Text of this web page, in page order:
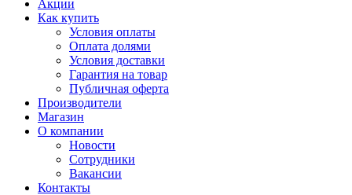
Акции
Как купить
Условия оплаты
Оплата долями
Условия доставки
Гарантия на товар
Публичная оферта
Производители
Магазин
О компании
Новости
Сотрудники
Вакансии
Контакты